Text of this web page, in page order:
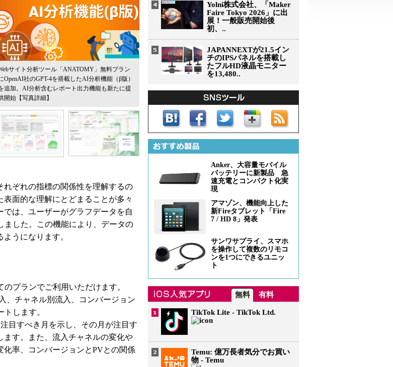
サイト分析ツール「ANATOMY」無料プラン
OpenAI社のGPT-4を搭載したAI分析機能（β版）
追加。AI分析含むレポート出力機能も新たに提
開始 【写真詳細】
ぞれの指標の関係性を理解するの
面的な理解にとどまることが多々
は、ユーザーがグラフデータを自
ました。この機能により、データの
うになります。
プランでご利用いただけます。
、チャネル別流入、コンバージョン
します。
目すべき月を示し、その月が注目す
す。また、流入チャネルの変化や
率、コンバージョンとPVとの関係
Yolni株式会社、「Maker
Faire Tokyo 2026」に出
展！一般販売開始後
初、..
JAPANNEXTが21.5イン
チのIPSパネルを搭載し
たフルHD液晶モニター
を13,480..
Anker、大容量モバイル
バッテリーに新製品 急
速充電とコンパクト化実
現
アマゾン、機能向上した
新Fireタブレット「Fire
7 / HD 8」発表
サンワサプライ、スマホ
を操作して複数のリモコ
ンを1つにできるユニッ
ト
無料 有料
TikTok Lite - TikTok Ltd.
Temu: 億万長者気分でお買い
物 - Temu